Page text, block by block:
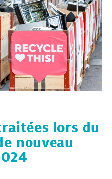
de recyclage
lors du
nouveau